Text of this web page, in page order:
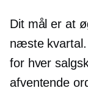
Dit mål er at
næste kvartal.
for hver
afventende